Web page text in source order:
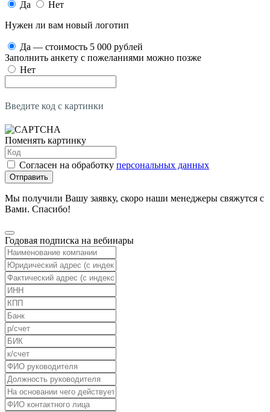
Да
Нет
Нужен ли вам новый логотип
Да — стоимость 5 000 рублей
Заполнить анкету с пожеланиями можно позже
Нет
Введите код с картинки
Поменять картинку
Согласен на обработку персональных данных
Отправить
Мы получили Вашу заявку, скоро наши менеджеры свяжутся с
Вами. Спасибо!
Годовая подписка на вебинары